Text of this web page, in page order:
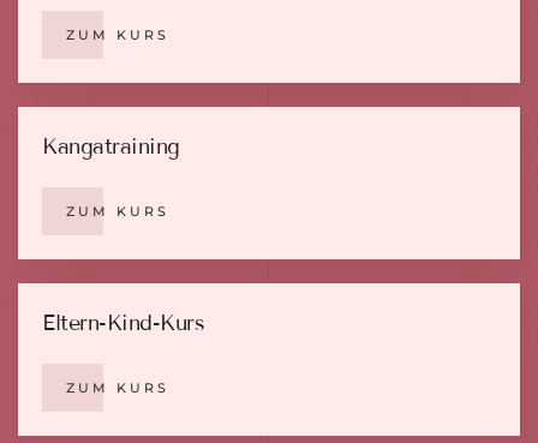
ZUM KURS
Kangatraining
ZUM KURS
Eltern-Kind-Kurs
ZUM KURS